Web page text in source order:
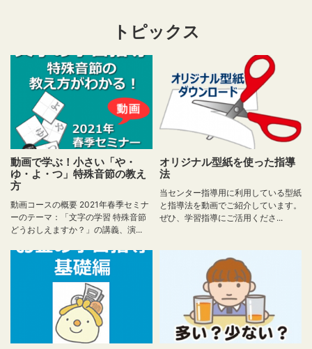
トピックス
動画で学ぶ！小さい「や・
ゆ・よ・つ」特殊音節の教え
方
動画コースの概要 2021年春季セミナ
ーのテーマ：「文字の学習 特殊音節
どうおしえますか？」の講義、演...
オリジナル型紙を使った指導
法
当センター指導用に利用している型紙
と指導法を動画でご紹介しています。
ぜひ、学習指導にご活用くださ...